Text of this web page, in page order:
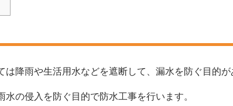
は降雨や生活用水などを遮断して、漏水を防ぐ目的が
水の侵入を防ぐ目的で防水工事を行います。